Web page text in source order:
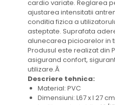
cardio variate. Reglarea
ajustarea intensitatii
conditia fizica a
asteptate. Suprafata
alunecarea picioarelor in
Produsul este realizat din
asigurand confort,
utilizare.Â
Descriere tehnica:
Material: PVC
Dimensiuni: L67 x l 27 cm